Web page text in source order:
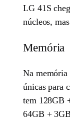
LG 41S
núcleos,
Memória
Na memória
únicas para
tem 128GB
64GB +